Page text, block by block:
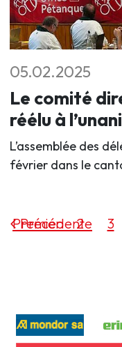
05.02.2025
Le comité
réélu à
L’assemblée des
février dans le
Précédente
Premier 2 3